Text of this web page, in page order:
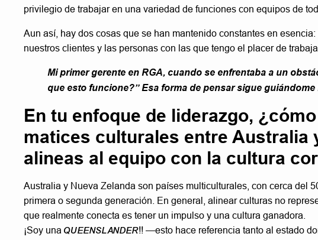
privilegio de trabajar en una variedad de funciones con equipos de
Aun así, hay dos cosas que se han mantenido constantes en
nuestros clientes y las personas con las que tengo el placer de
Mi primer gerente en RGA, cuando se enfrentaba a un
que esto funcione?” Esa forma de pensar sigue guiándome
En tu enfoque de liderazgo,
matices culturales entre Australia
alineas al equipo con la cultura
Australia y Nueva Zelanda son países multiculturales, con cerca del
primera o segunda generación. En general, alinear culturas no
que realmente conecta es tener un impulso y una cultura ganadora.
¡Soy una QUEENSLANDER!! —esto hace referencia tanto al estado